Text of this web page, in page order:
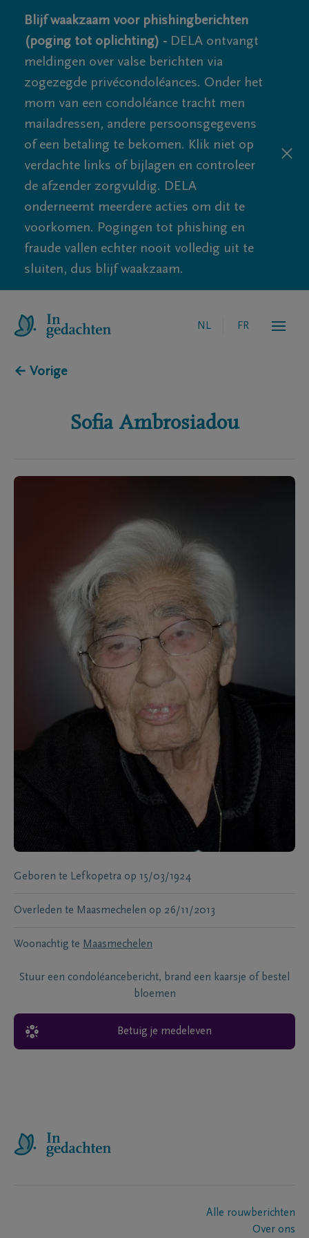
Blijf waakzaam voor phishingberichten
(poging tot oplichting) - DELA ontvangt
meldingen over valse berichten via
zogezegde privécondoléances. Onder het
mom van een condoléance tracht men
mailadressen, andere persoonsgegevens
of een betaling te bekomen. Klik niet op
verdachte links of bijlagen en controleer
de afzender zorgvuldig. DELA
onderneemt meerdere acties om dit te
voorkomen. Pogingen tot phishing en
fraude vallen echter nooit volledig uit te
sluiten, dus blijf waakzaam.
NL FR
← Vorige
Sofia Ambrosiadou
Geboren te Lefkopetra op 15/03/1924
Overleden te Maasmechelen op 26/11/2013
Woonachtig te Maasmechelen
Stuur een condoléancebericht, brand een kaarsje of bestel
bloemen
Betuig je medeleven
Alle rouwberichten
Over ons